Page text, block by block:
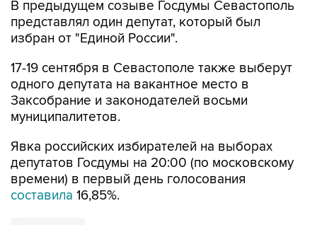
избран от "Единой России".
17-19 сентября в Севастополе также выберут
Заксобрание и законодателей восьми
муниципалитетов.
Явка российских избирателей на выборах
времени) в первый день голосования
составила 16,85%.
Севастополь